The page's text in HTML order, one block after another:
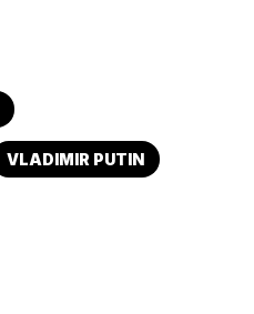
VLADIMIR PUTIN